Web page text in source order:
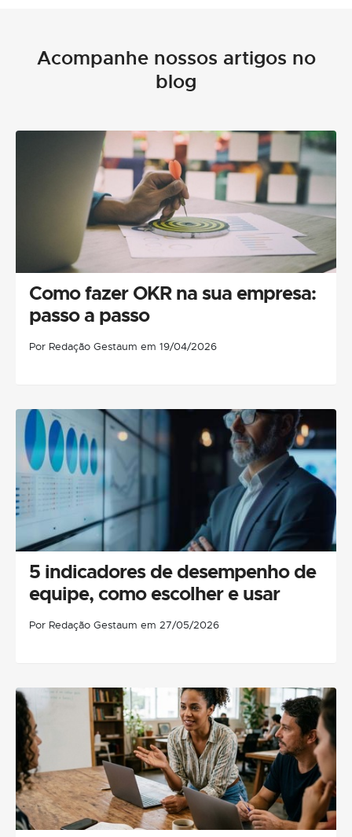
Acompanhe nossos artigos no
blog
Como fazer OKR na sua empresa:
passo a passo
Por Redação Gestaum em 19/04/2026
5 indicadores de desempenho de
equipe, como escolher e usar
Por Redação Gestaum em 27/05/2026